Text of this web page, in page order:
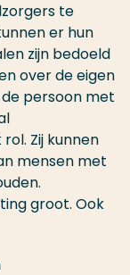
te
er hun
zijn bedoeld
over de eigen
persoon met
Zij kunnen
mensen met
groot. Ook